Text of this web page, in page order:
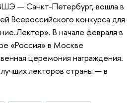
— Санкт-Петербург, вошла в
Всероссийского конкурса для
В начале февраля в
«Россия» в Москве
церемония награждения.
лекторов страны — в